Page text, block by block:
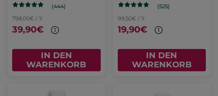
(444)
798,00€ / 1l
39,90€
IN DEN
WARENKORB
(525)
99,50€ / 1l
19,90€
IN DEN
WARENKORB